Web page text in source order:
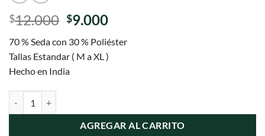
$12.000 El
original
era:
$12.000.
$9.000El
actual
es:
70 % Seda con 30 % Poliéster
Tallas Estandar ( M a XL )
Hecho en India
AGREGAR AL CARRITO